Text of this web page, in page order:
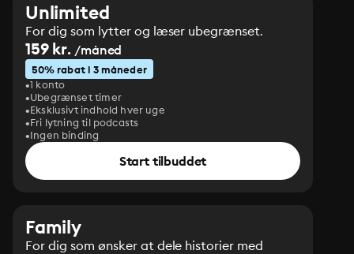
Unlimited
For dig som lytter og læser ubegrænset.
159 kr. /måned
50% rabat i 3 måneder
1 konto
Ubegrænset timer
Eksklusivt indhold hver uge
Fri lytning til podcasts
Ingen binding
Start tilbuddet
Family
For dig som ønsker at dele historier med